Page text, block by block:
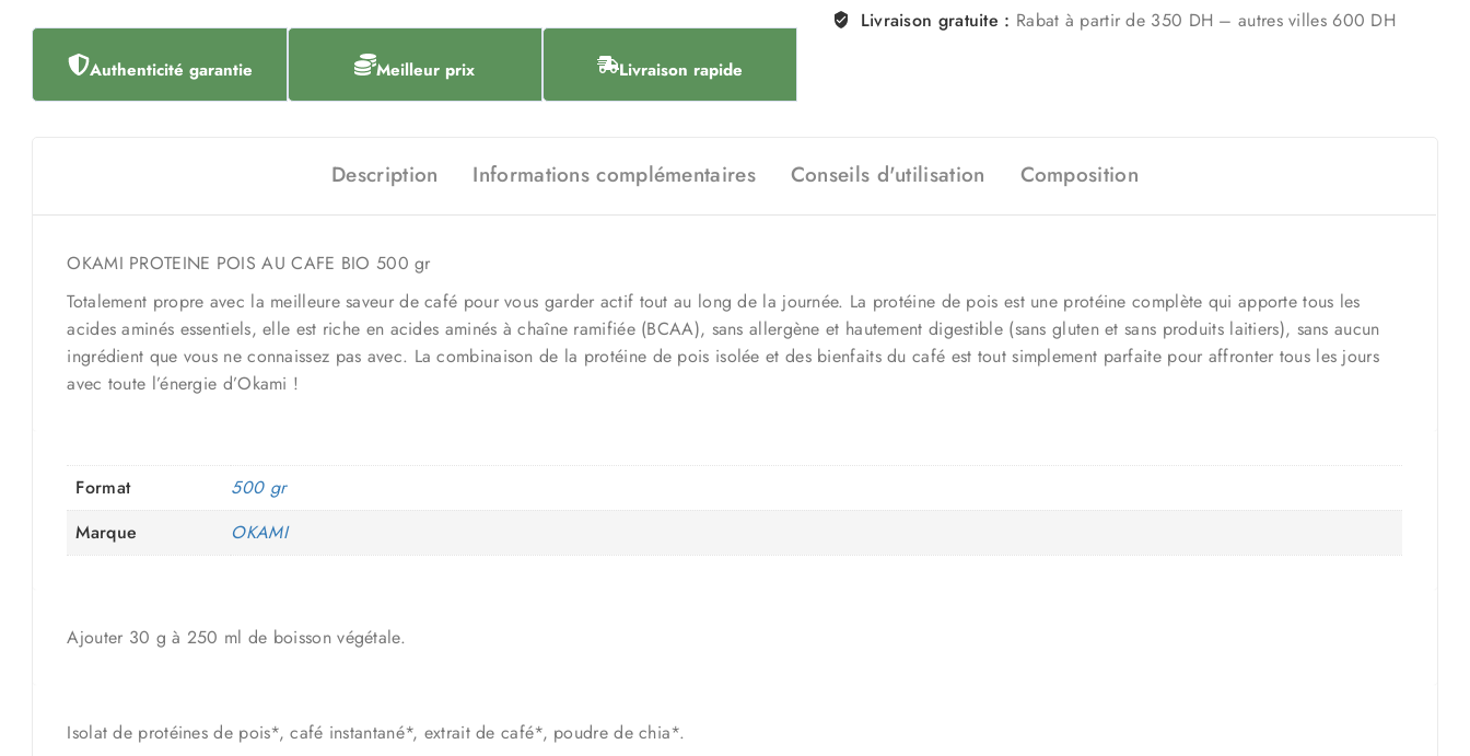
Authenticité garantie Meilleur prix Livraison rapide
Livraison gratuite : Rabat à partir de 350 DH – autres villes 600 DH
Description Informations complémentaires Conseils d'utilisation Composition
OKAMI PROTEINE POIS AU CAFE BIO 500 gr
Totalement propre avec la meilleure saveur de café pour vous garder actif tout au long de la journée. La protéine de pois est une protéine complète qui apporte tous les
acides aminés essentiels, elle est riche en acides aminés à chaîne ramifiée (BCAA), sans allergène et hautement digestible (sans gluten et sans produits laitiers), sans aucun
ingrédient que vous ne connaissez pas avec. La combinaison de la protéine de pois isolée et des bienfaits du café est tout simplement parfaite pour affronter tous les jours
avec toute l’énergie d’Okami !
Format
500 gr
Marque
OKAMI
Ajouter 30 g à 250 ml de boisson végétale.
Isolat de protéines de pois*, café instantané*, extrait de café*, poudre de chia*.